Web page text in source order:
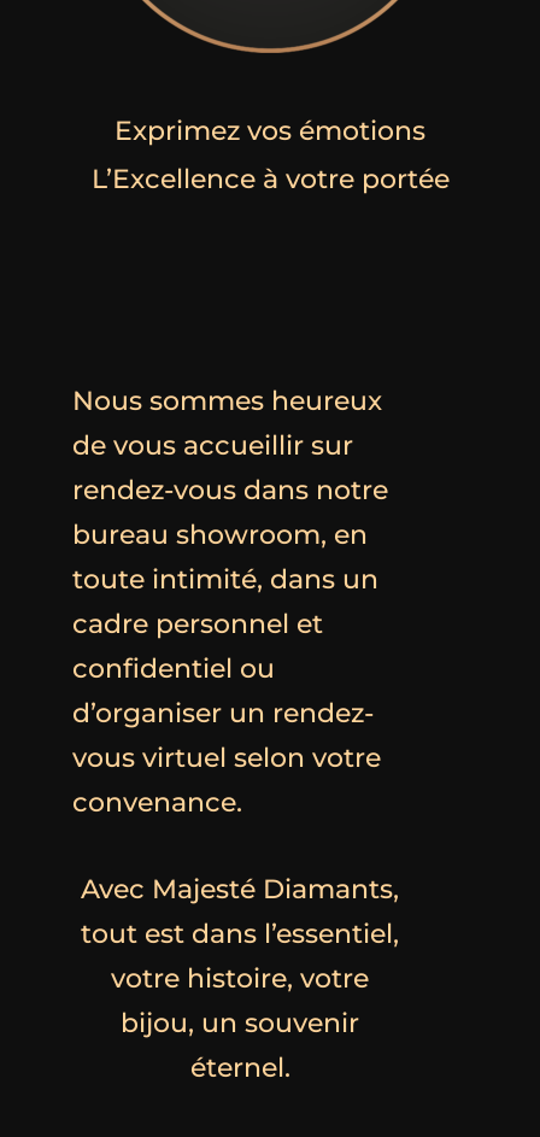
Exprimez vos émotions
L’Excellence à votre portée
Nous sommes heureux
de vous accueillir sur
rendez-vous dans notre
bureau showroom, en
toute intimité, dans un
cadre personnel et
confidentiel ou
d’organiser un rendez-
vous virtuel selon votre
convenance.
Avec Majesté Diamants,
tout est dans l’essentiel,
votre histoire, votre
bijou, un souvenir
éternel.